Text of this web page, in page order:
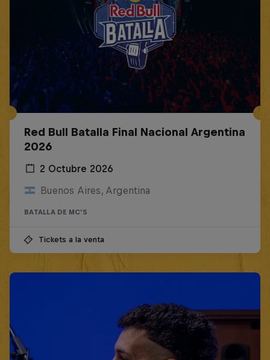
Red Bull Batalla Final Nacional Argentina
2026
2 Octubre 2026
Buenos Aires, Argentina
BATALLA DE MC'S
Tickets a la venta